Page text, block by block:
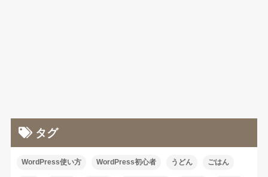
タグ
WordPress使い方 WordPress初心者 うどん ごはん